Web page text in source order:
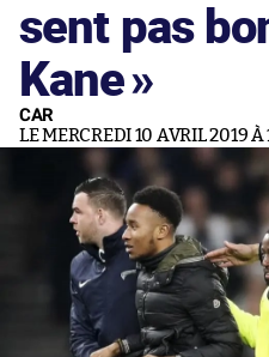
sent pas
Kane»
CAR
LE MERCREDI 10 AVRIL 2019 À